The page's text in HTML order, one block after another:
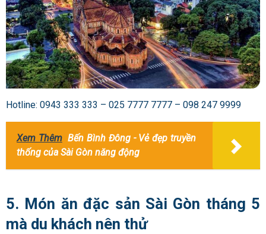
Hotline: 0943 333 333 – 025 7777 7777 – 098 247 9999
Xem Thêm Bến Bình Đông - Vẻ đẹp truyền
thống của Sài Gòn năng động
5. Món ăn đặc sản Sài Gòn tháng 5
mà du khách nên thử